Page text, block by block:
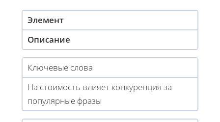
Элемент
Описание
Ключевые слова
На стоимость влияет конкуренция за
популярные фразы